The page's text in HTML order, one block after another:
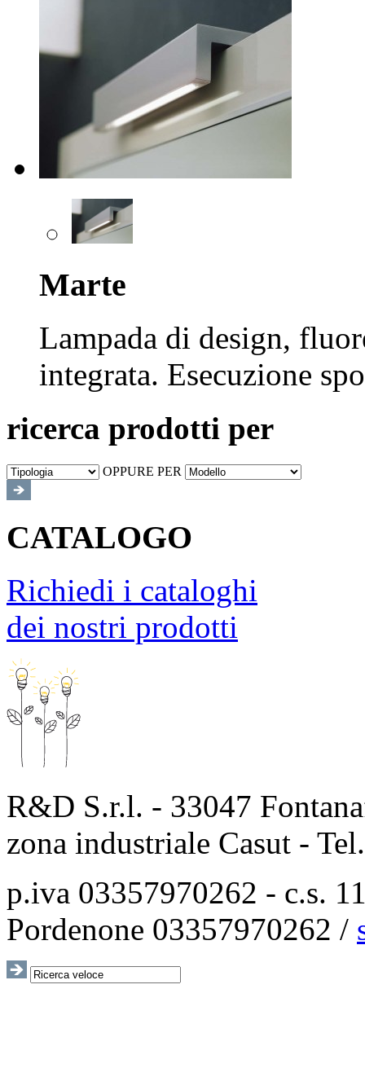
Marte
Lampada di design,
integrata. Esecuzione
ricerca prodotti per
OPPURE PER
CATALOGO
Richiedi i cataloghi
dei nostri prodotti
R&D S.r.l. - 33047
zona industriale Casut -
p.iva 03357970262 - c.s.
Pordenone 03357970262 /